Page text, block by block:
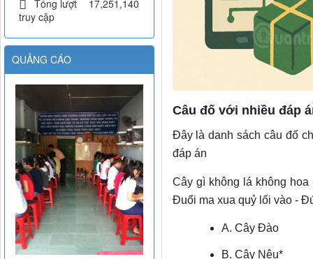
Câu đố với nhiều đáp
Đây là danh sách câu đố
đáp án
Cây gì không lá không
Đuổi ma xua quỷ lối vào -
A. Cây Đào
B. Cây Nêu*
Tổng lượt
truy cập
17,251,140
QUẢNG CÁO